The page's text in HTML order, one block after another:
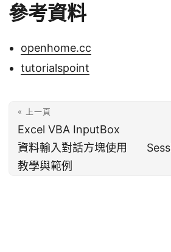
參考資料
openhome.cc
tutorialspoint
« 上一頁
Excel VBA InputBox
資料輸入對話方塊使用
教學與範例